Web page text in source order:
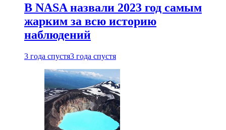
В NASA назвали 2023 год самым
жарким за всю историю
наблюдений
3 года спустя3 года спустя